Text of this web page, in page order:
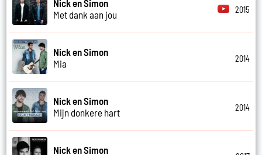
Nick en Simon
Met dank aan jou
2015
Nick en Simon
Mia
2014
Nick en Simon
Mijn donkere hart
2014
Nick en Simon